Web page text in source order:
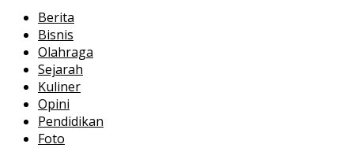
Berita
Bisnis
Olahraga
Sejarah
Kuliner
Opini
Pendidikan
Foto